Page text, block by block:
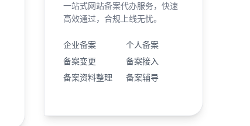
一站式网站备案代办服务，快速
高效通过，合规上线无忧。
企业备案
个人备案
备案变更
备案接入
备案资料整理
备案辅导